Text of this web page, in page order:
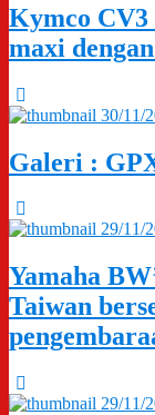
Kymco CV3
maxi
30/11/
Galeri :
29/11/
Yamaha
Taiwan
29/11/